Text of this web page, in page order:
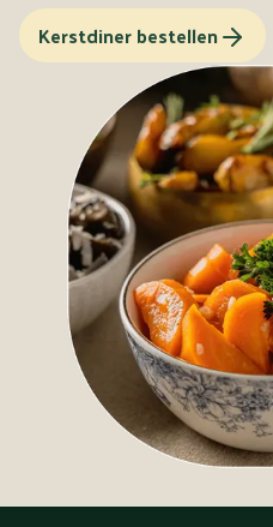
Kerstdiner bestellen